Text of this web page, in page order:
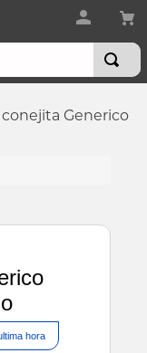
conejita Generico
hora